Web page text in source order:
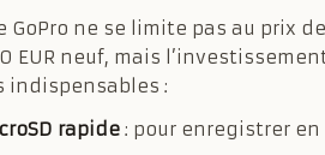
GoPro ne se limite pas au prix
EUR neuf, mais
indispensables :
rapide : pour enregistrer